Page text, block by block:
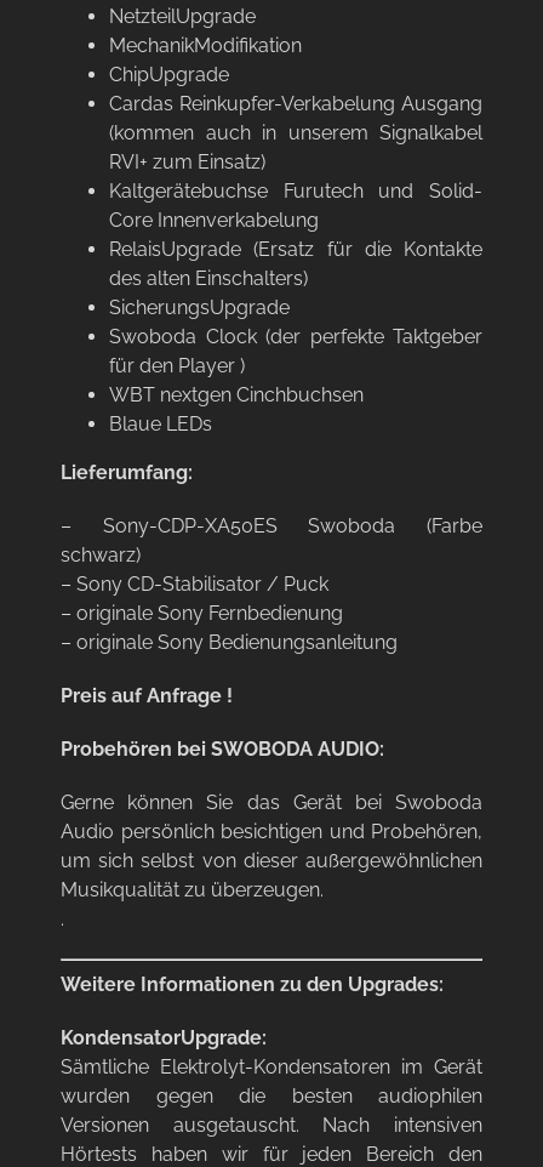
NetzteilUpgrade
MechanikModifikation
ChipUpgrade
Cardas Reinkupfer-Verkabelung Ausgang
(kommen auch in unserem Signalkabel
RVI+ zum Einsatz)
Kaltgerätebuchse Furutech und Solid-
Core Innenverkabelung
RelaisUpgrade (Ersatz für die Kontakte
des alten Einschalters)
SicherungsUpgrade
Swoboda Clock (der perfekte Taktgeber
für den Player )
WBT nextgen Cinchbuchsen
Blaue LEDs
Lieferumfang:
– Sony-CDP-XA50ES Swoboda (Farbe
schwarz)
– Sony CD-Stabilisator / Puck
– originale Sony Fernbedienung
– originale Sony Bedienungsanleitung
Preis auf Anfrage !
Probehören bei SWOBODA AUDIO:
Gerne können Sie das Gerät bei Swoboda
Audio persönlich besichtigen und Probehören,
um sich selbst von dieser außergewöhnlichen
Musikqualität zu überzeugen.
.
Weitere Informationen zu den Upgrades:
KondensatorUpgrade:
Sämtliche Elektrolyt-Kondensatoren im Gerät
wurden gegen die besten audiophilen
Versionen ausgetauscht. Nach intensiven
Hörtests haben wir für jeden Bereich den